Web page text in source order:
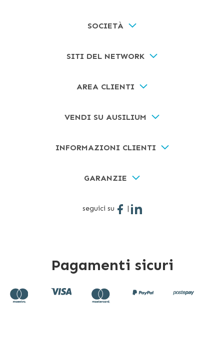
SOCIETÀ
SITI DEL NETWORK
AREA CLIENTI
VENDI SU AUSILIUM
INFORMAZIONI CLIENTI
GARANZIE
seguici su |
Pagamenti sicuri